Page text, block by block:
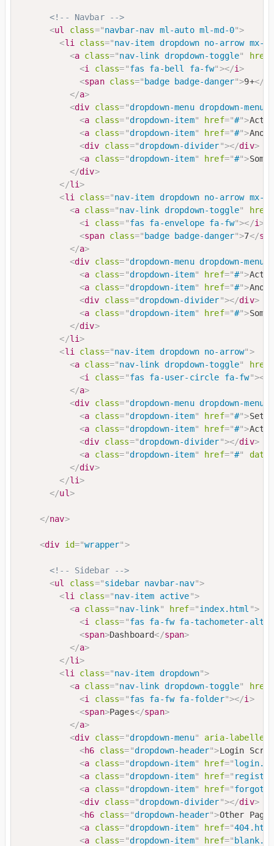
<!-- Navbar -->
<ul class="navbar-nav ml-auto ml-md-0">
<li class="nav-item dropdown no-arrow mx-1
<a class="nav-link dropdown-toggle" href
<i class="fas fa-bell fa-fw"></i>
<span class=" badge badge-danger">9+</
</a>
<div class="dropdown-menu dropdown-
<a class="dropdown-item" href="#">
<a class="dropdown-item" href="#">
<div class="dropdown-divider"></div>
<a class="dropdown-item" href="#">
</div>
</li>
<li class="nav-item dropdown no-arrow mx-1
<a class="nav-link dropdown-toggle" href
<i class="fas fa-envelope fa-fw"></i>
<span class=" badge badge-danger">7</
</a>
<div class="dropdown-menu dropdown-
<a class="dropdown-item" href="#">
<a class="dropdown-item" href="#">
<div class="dropdown-divider"></div>
<a class="dropdown-item" href="#">
</div>
</li>
<li class="nav-item dropdown no-arrow">
<a class="nav-link dropdown-toggle" href
<i class="fas fa-user-circle fa-fw"></
</a>
<div class="dropdown-menu dropdown-
<a class="dropdown-item" href="#">
<a class="dropdown-item" href="#">
<div class="dropdown-divider"></div>
<a class="dropdown-item" href="#"
</div>
</li>
</ul>
</nav>
<div id="wrapper">
<!-- Sidebar -->
<ul class="sidebar navbar-nav">
<li class="nav-item active">
<a class="nav-link" href="index.html ">
<i class="fas fa-fw fa-tachometer-alt
<span>Dashboard</span>
</a>
</li>
<li class="nav-item dropdown">
<a class="nav-link dropdown-toggle" href
<i class="fas fa-fw fa-folder"></i >
<span>Pages</span>
</a>
<div class="dropdown-menu"
aria-
<h6 class="dropdown-header">Login
<a class="dropdown-item" href="
<a class="dropdown-item" href="
<a class="dropdown-item" href="forgot-
<div class="dropdown-divider"></div>
<h6 class="dropdown-header">Other
<a class="dropdown-item" href="404.html
<a class="dropdown-item" href="